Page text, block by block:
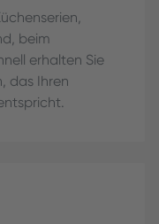
beim
erhalten Sie
das Ihren